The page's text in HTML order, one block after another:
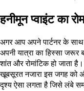
हनीमून प्वाइंट का
अगर आप अपने पार्टनर के साथ
अपनी यात्रा का हिस्सा जरूर
शांत और रोमांटिक हो जाता
खूबसूरत नजारा इस जगह को
दृश्य ऐसा लगता है जिसे लंबे